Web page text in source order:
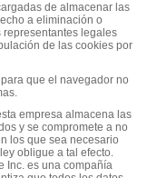
de almacenar las
a eliminación o
representantes legales
de las cookies por
que el navegador no
empresa almacena las
y se compromete a no
los que sea necesario
obligue a tal efecto.
Inc. es una compañía